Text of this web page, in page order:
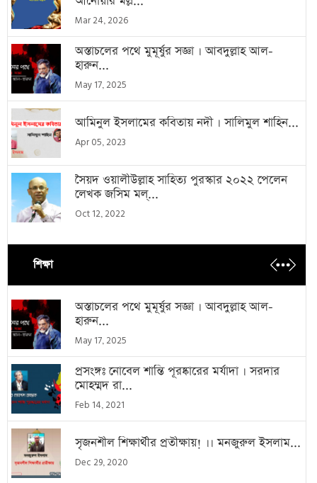
Mar 24, 2026
অস্তাচলের পথে মুমূর্ষুর সজ্ঞা । আবদুল্লাহ আল-
হারুন...
May 17, 2025
আমিনুল ইসলামের কবিতায় নদী । সালিমুল শাহিন...
Apr 05, 2023
সৈয়দ ওয়ালীউল্লাহ সাহিত্য পুরস্কার ২০২২ পেলেন
লেখক জসিম মল্...
Oct 12, 2022
শিক্ষা
অস্তাচলের পথে মুমূর্ষুর সজ্ঞা । আবদুল্লাহ আল-
হারুন...
May 17, 2025
প্রসংঙ্গঃ নোবেল শান্তি পূরষ্কারের মর্যাদা । সরদার
মোহম্মদ রা...
Feb 14, 2021
সৃজনশীল শিক্ষার্থীর প্রতীক্ষায়! ।। মনজুরুল ইসলাম...
Dec 29, 2020